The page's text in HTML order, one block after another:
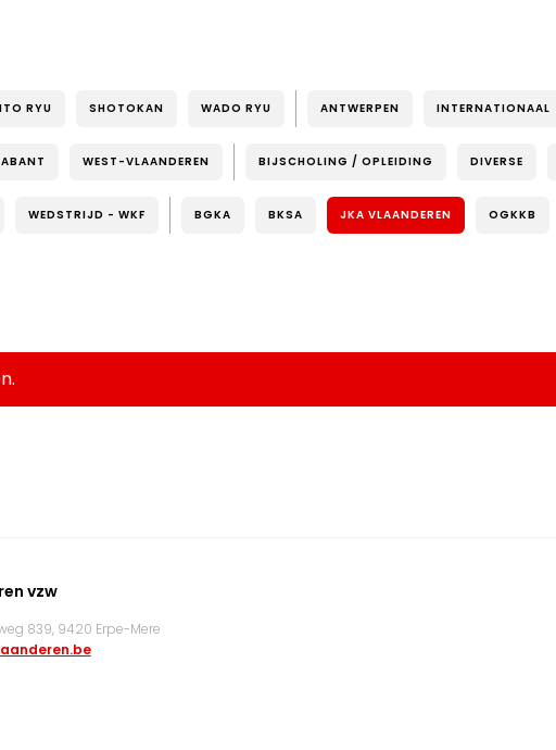
RYU SHOTOKAN WADO RYU ANTWERPEN INTERNATIONAAL
WEST-VLAANDEREN BIJSCHOLING / OPLEIDING DIVERSE
WEDSTRIJD - WKF BGKA BKSA JKA VLAANDEREN OGKKB
vzw
839, 9420 Erpe-Mere